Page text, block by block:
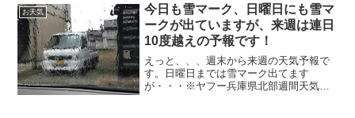
お天気
今日も雪マーク、日曜日にも雪マ
ークが出ていますが、来週は連日
10度越えの予報です！
えっと、、、週末から来週の天気予報で
す。日曜日までは雪マーク出てます
が・・・※ヤフー兵庫県北部週間天気予